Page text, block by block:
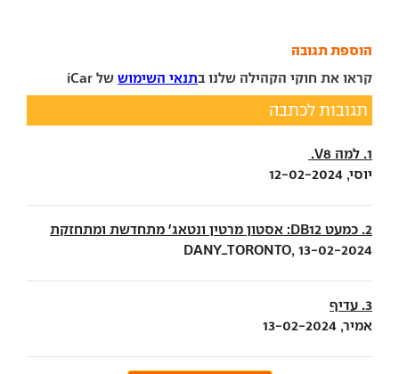
הוספת תגובה
קראו את חוקי הקהילה שלנו בתנאי השימוש של iCar
תגובות לכתבה
1. למה V8.
יוסי, 12-02-2024
2. כמעט DB12: אסטון מרטין ונטאג' מתחדשת ומתחזקת
DANY_TORONTO, 13-02-2024
3. עדיף
אמיר, 13-02-2024